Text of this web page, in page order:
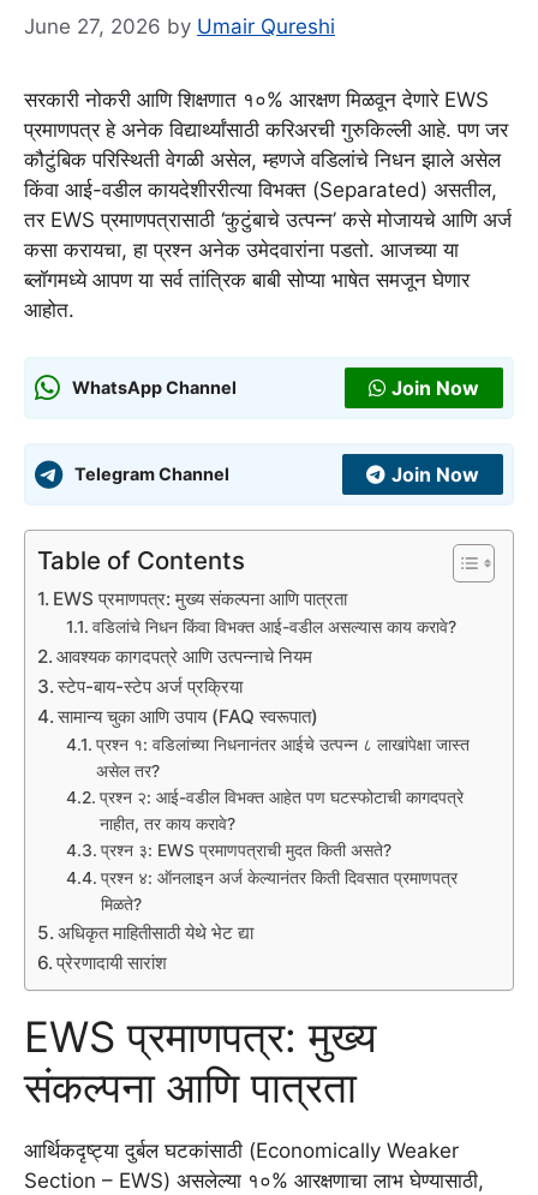
June 27, 2026 by Umair Qureshi
सरकारी नोकरी आणि शिक्षणात १०% आरक्षण मिळवून देणारे EWS
प्रमाणपत्र हे अनेक विद्यार्थ्यांसाठी करिअरची गुरुकिल्ली आहे. पण जर
कौटुंबिक परिस्थिती वेगळी असेल, म्हणजे वडिलांचे निधन झाले असेल
किंवा आई-वडील कायदेशीररीत्या विभक्त (Separated) असतील,
तर EWS प्रमाणपत्रासाठी ‘कुटुंबाचे उत्पन्न’ कसे मोजायचे आणि अर्ज
कसा करायचा, हा प्रश्न अनेक उमेदवारांना पडतो. आजच्या या
ब्लॉगमध्ये आपण या सर्व तांत्रिक बाबी सोप्या भाषेत समजून घेणार
आहोत.
WhatsApp Channel Join Now
Telegram Channel Join Now
Table of Contents
EWS प्रमाणपत्र: मुख्य संकल्पना आणि पात्रता
वडिलांचे निधन किंवा विभक्त आई-वडील असल्यास काय करावे?
आवश्यक कागदपत्रे आणि उत्पन्नाचे नियम
स्टेप-बाय-स्टेप अर्ज प्रक्रिया
सामान्य चुका आणि उपाय (FAQ स्वरूपात)
प्रश्न १: वडिलांच्या निधनानंतर आईचे उत्पन्न ८ लाखांपेक्षा जास्त
असेल तर?
प्रश्न २: आई-वडील विभक्त आहेत पण घटस्फोटाची कागदपत्रे
नाहीत, तर काय करावे?
प्रश्न ३: EWS प्रमाणपत्राची मुदत किती असते?
प्रश्न ४: ऑनलाइन अर्ज केल्यानंतर किती दिवसात प्रमाणपत्र
मिळते?
अधिकृत माहितीसाठी येथे भेट द्या
प्रेरणादायी सारांश
EWS प्रमाणपत्र: मुख्य
संकल्पना आणि पात्रता
आर्थिकदृष्ट्या दुर्बल घटकांसाठी (Economically Weaker
Section – EWS) असलेल्या १०% आरक्षणाचा लाभ घेण्यासाठी,